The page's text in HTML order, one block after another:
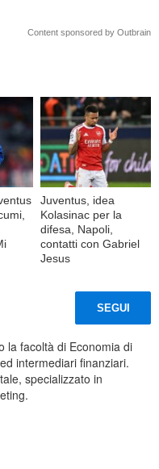
Content sponsored by Outbrain
Juventus, idea
Kolasinac per la
difesa, Napoli,
contatti con Gabriel
Jesus
SEGUI
la facoltà di Economia di
intermediari finanziari.
specializzato in